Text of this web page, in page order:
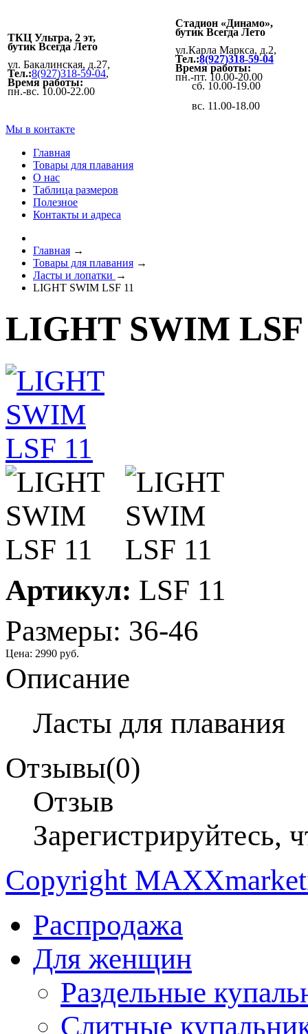
ТКЦ Ультра, 2 эт,
бутик Всегда Лето
ул. Бакалинская, д.27,
Тел.:8(927)318-59-04,
Время работы:
пн.-вс. 10.00-22.00
Стадион «Динамо»,
бутик Всегда Лето
ул.Карла Маркса, д.2,
Тел.:8(927)318-59-04
Время работы:
пн.-пт. 10.00-20.00
сб. 10.00-19.00
вс. 11.00-18.00
Мы в контакте
Главная
Товары для плавания
О нас
Таблица размеров
Полезное
Контакты и адреса
Главная →
Товары для плавания →
Ласты и лопатки →
LIGHT SWIM LSF 11
LIGHT SWIM LSF
Артикул: LSF 11
Размеры: 36-46
Цена: 2990 руб.
Описание
Ласты для плавания
Отзывы(0)
Отзыв
Зарегистрируйтесь,
Copyright
Распродажа
Для женщин
Раздельные
Слитные